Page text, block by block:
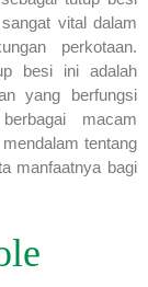
vital dalam
perkotaan.
besi ini adalah
yang berfungsi
macam
tentang
manfaatnya bagi